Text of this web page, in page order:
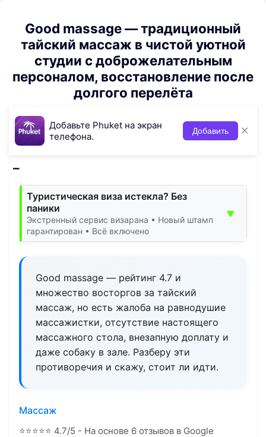
Good massage — традиционный
тайский массаж в чистой уютной
студии с доброжелательным
персоналом, восстановление после
долгого перелёта
Добавьте Phuket на экран
телефона.
Добавить ×
Туристическая виза истекла? Без
паники
Экстренный сервис визарана • Новый штамп
гарантирован • Всё включено
▼
Good massage — рейтинг 4.7 и
множество восторгов за тайский
массаж, но есть жалоба на равнодушие
массажистки, отсутствие настоящего
массажного стола, внезапную доплату и
даже собаку в зале. Разберу эти
противоречия и скажу, стоит ли идти.
Массаж
⭐⭐⭐⭐⭐ 4.7/5 - На основе 6 отзывов в Google